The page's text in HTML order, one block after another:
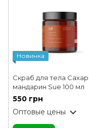
Новинка
Скраб для тела
мандарин Sue 100 мл
550 грн
Оптовые цены